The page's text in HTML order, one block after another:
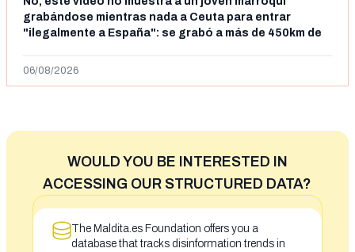
grabándose mientras nada a Ceuta para entrar
"ilegalmente a España": se grabó a más de 450km de
06/08/2026
WOULD YOU BE INTERESTED IN
ACCESSING OUR STRUCTURED DATA?
The Maldita.es Foundation offers you a
database that tracks disinformation trends in